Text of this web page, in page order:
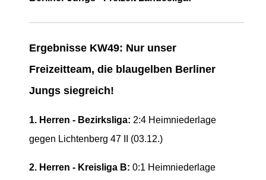
Ergebnisse KW49: Nur unser
Freizeitteam, die blaugelben Berliner
Jungs siegreich!
1. Herren - Bezirksliga: 2:4 Heimniederlage
gegen Lichtenberg 47 II (03.12.)
2. Herren - Kreisliga B: 0:1 Heimniederlage